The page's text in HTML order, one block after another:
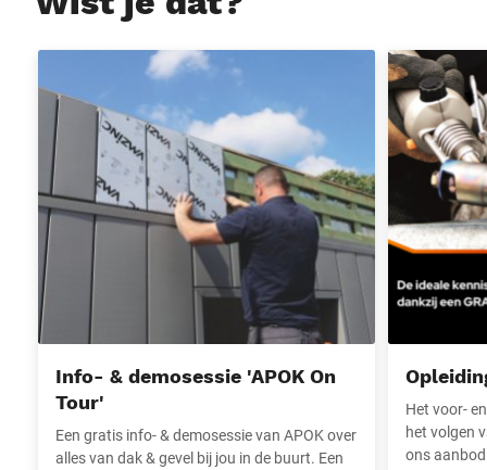
Info- & demosessie 'APOK On Tour'
Info- & demosessie 'APOK On
Tour'
Een gratis info- & demosessie van APOK over
alles van dak & gevel bij jou in de buurt. Een
Opleidingen
Het voor-
het volgen
ons